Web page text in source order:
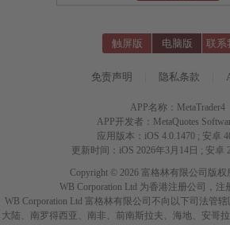
触屏版 电脑版 联系
免责声明 隐私条款
APP名称：MetaTrader4
APP开发者：MetaQuotes
应用版本：iOS 4.0.1470 ; 安卓
更新时间：iOS 2026年3月14日 ; 安卓
Copyright © 2026 富格林有限公司版权
WB Corporation Ltd 为香港注册公司，注
WB Corporation Ltd 富格林有限公司不向以下司法管
大陆、南罗得西亚、南非、前南斯拉夫、海地、安哥